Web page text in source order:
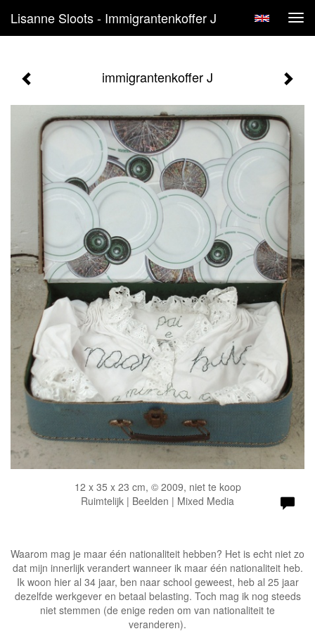
Lisanne Sloots - Immigrantenkoffer J
immigrantenkoffer J
12 x 35 x 23 cm, © 2009, niet te koop
Ruimtelijk | Beelden | Mixed Media
Waarom mag je maar één nationaliteit hebben? Het is echt niet zo
dat mijn innerlijk verandert wanneer ik maar één nationaliteit heb.
Ik woon hier al 34 jaar, ben naar school geweest, heb al 25 jaar
dezelfde werkgever en betaal belasting. Toch mag ik nog steeds
niet stemmen (de enige reden om van nationaliteit te
veranderen).